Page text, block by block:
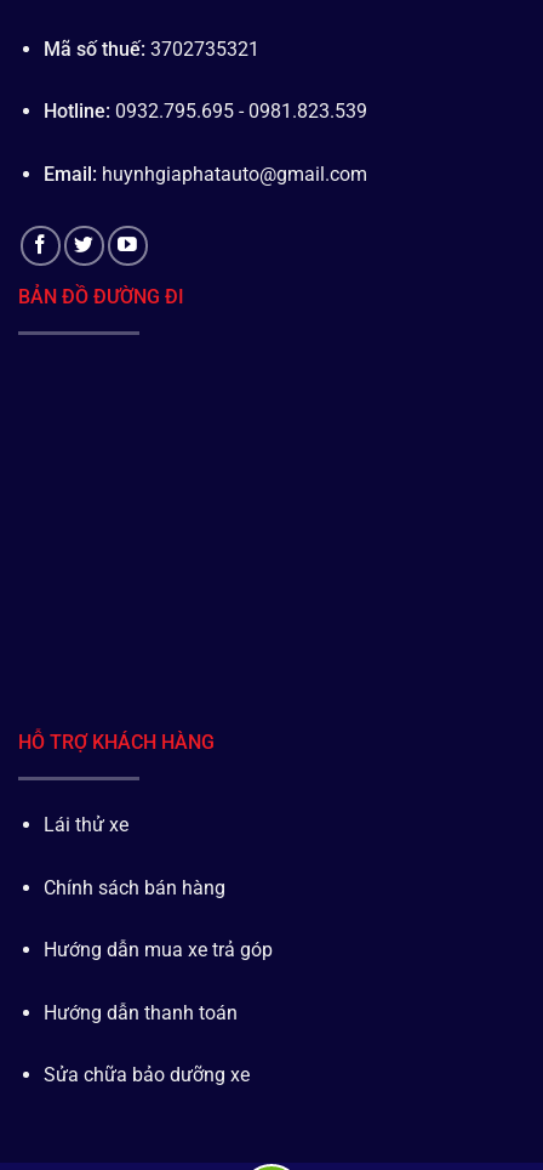
Mã số thuế: 3702735321
Hotline: 0932.795.695 - 0981.823.539
Email: huynhgiaphatauto@gmail.com
BẢN ĐỒ ĐƯỜNG ĐI
HỖ TRỢ KHÁCH HÀNG
Lái thử xe
Chính sách bán hàng
Hướng dẫn mua xe trả góp
Hướng dẫn thanh toán
Sửa chữa bảo dưỡng xe